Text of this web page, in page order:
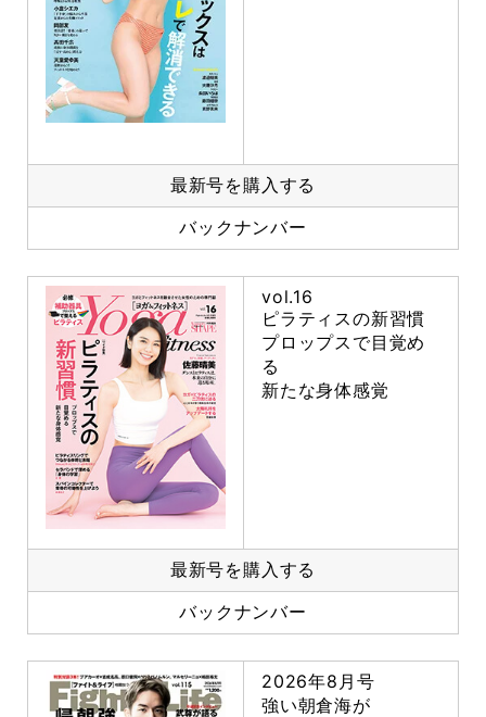
最新号を購入する
バックナンバー
vol.16
ピラティスの新習慣
プロップスで目覚め
る
新たな身体感覚
最新号を購入する
バックナンバー
2026年8月号
強い朝倉海が